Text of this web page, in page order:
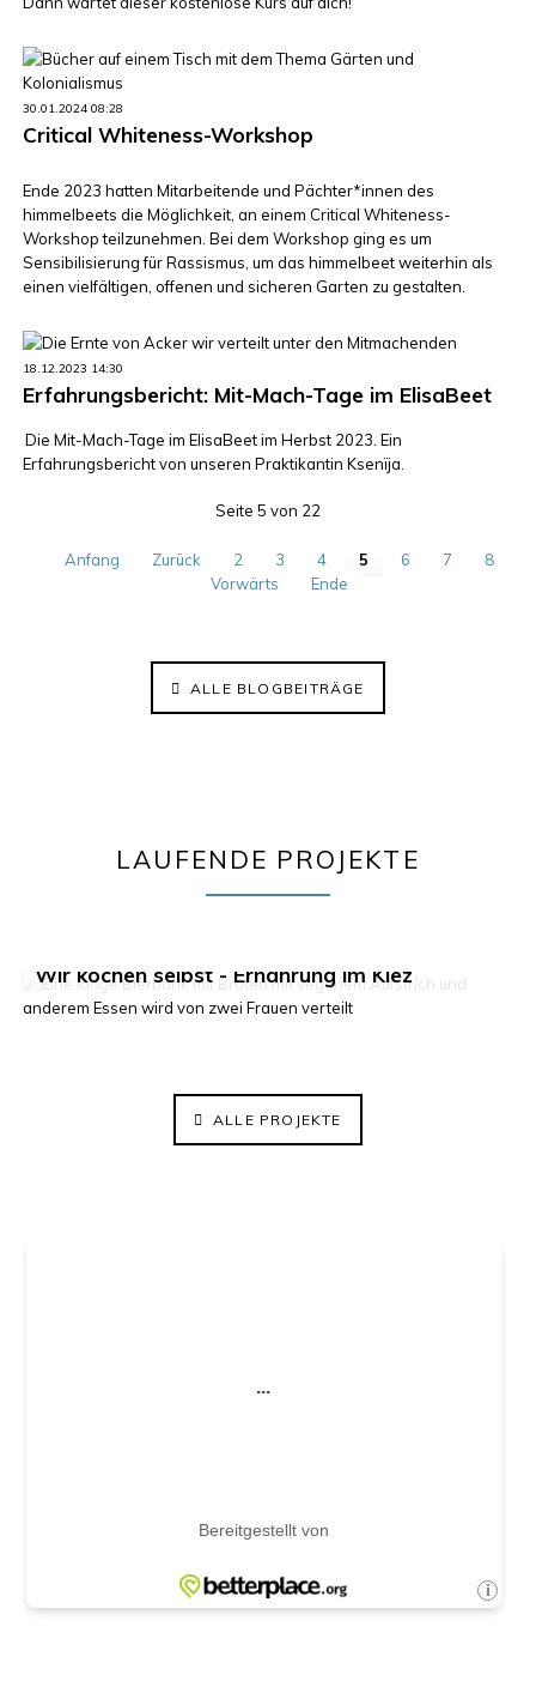
30.01.2024 08:28
Critical Whiteness-Workshop
Ende 2023 hatten Mitarbeitende und Pächter*innen des
himmelbeets die Möglichkeit, an einem Critical Whiteness-
Workshop teilzunehmen. Bei dem Workshop ging es um
Sensibilisierung für Rassismus, um das himmelbeet weiterhin als
einen vielfältigen, offenen und sicheren Garten zu gestalten.
18.12.2023 14:30
Erfahrungsbericht: Mit-Mach-Tage im ElisaBeet
Die Mit-Mach-Tage im ElisaBeet im Herbst 2023. Ein
Erfahrungsbericht von unseren Praktikantin Ksenïja.
Seite 5 von 22
Anfang Zurück 2 3 4 5 6 7
8
Vorwärts
Ende
ALLE BLOGBEITRÄGE
LAUFENDE PROJEKTE
Wir kochen selbst - Ernährung im Kiez
ElisaBeet - Solidarischer Lehrgarten
ALLE PROJEKTE